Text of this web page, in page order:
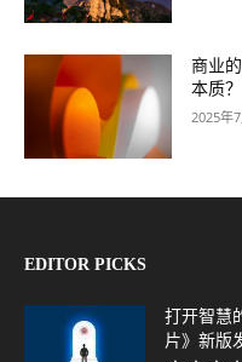
商业
本质？
2025年
EDITOR PICKS
打开智慧
片》新版